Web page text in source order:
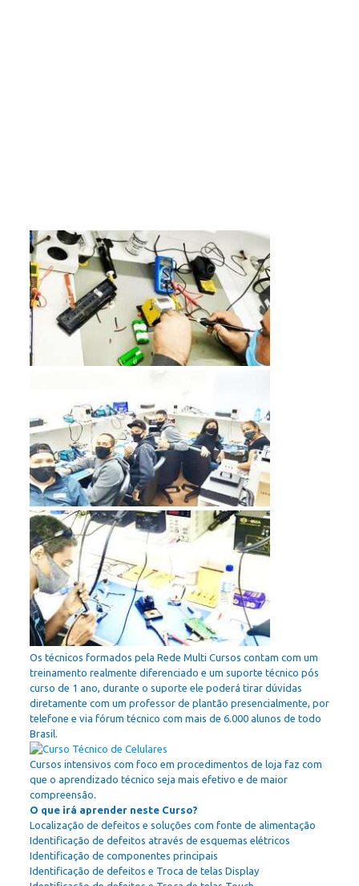
Os técnicos formados pela Rede Multi Cursos contam com um
treinamento realmente diferenciado e um suporte técnico pós
curso de 1 ano, durante o suporte ele poderá tirar dúvidas
diretamente com um professor de plantão presencialmente, por
telefone e via fórum técnico com mais de 6.000 alunos de todo
Brasil.
Cursos intensivos com foco em procedimentos de loja faz com
que o aprendizado técnico seja mais efetivo e de maior
compreensão.
O que irá aprender neste Curso?
Localização de defeitos e soluções com fonte de alimentação
Identificação de defeitos através de esquemas elétricos
Identificação de componentes principais
Identificação de defeitos e Troca de telas Display